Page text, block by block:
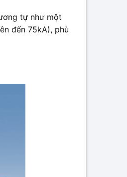
tự như một
đến 75kA), phù